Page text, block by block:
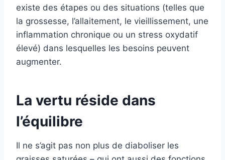
existe des étapes ou des situations (telles que
la grossesse, l’allaitement, le vieillissement, une
inflammation chronique ou un stress oxydatif
élevé) dans lesquelles les besoins peuvent
augmenter.
La vertu réside dans
l’équilibre
Il ne s’agit pas non plus de diaboliser les